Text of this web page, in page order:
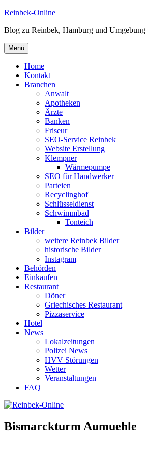
Zum
springen
Reinbek-Online
Blog zu Reinbek, Hamburg und Umgebung
Menü
Home
Kontakt
Branchen
Anwalt
Apotheken
Ärzte
Banken
Friseur
SEO-Service Reinbek
Website Erstellung
Klempner
Wärmepumpe
SEO für Handwerker
Parteien
Recyclinghof
Schlüsseldienst
Schwimmbad
Tonteich
Bilder
weitere Reinbek Bilder
historische Bilder
Instagram
Behörden
Einkaufen
Restaurant
Döner
Griechisches Restaurant
Pizzaservice
Hotel
News
Lokalzeitungen
Polizei News
HVV Störungen
Wetter
Veranstaltungen
FAQ
Bismarckturm Aumuehle